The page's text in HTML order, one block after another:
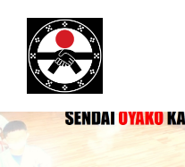
content